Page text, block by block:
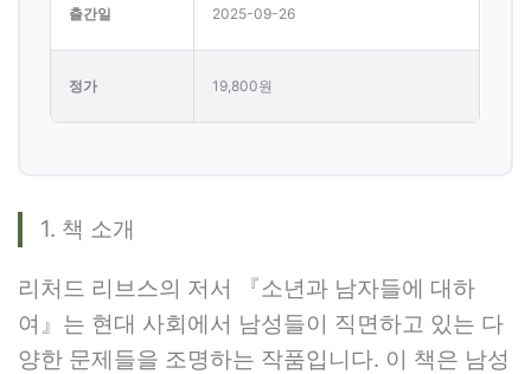
출간일 2025-09-26
정가 19,800원
1. 책 소개
리처드 리브스의 저서 『소년과 남자들에 대하
여』는 현대 사회에서 남성들이 직면하고 있는 다
양한 문제들을 조명하는 작품입니다. 이 책은 남성